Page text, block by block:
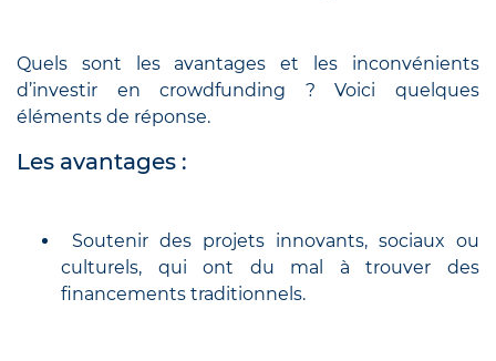
Quels sont les avantages et les inconvénients
d’investir en crowdfunding ? Voici quelques
éléments de réponse.
Les avantages :
Soutenir des projets innovants, sociaux ou
culturels, qui ont du mal à trouver des
financements traditionnels.